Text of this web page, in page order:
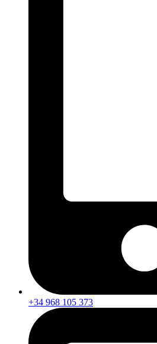
+34 968 105 373